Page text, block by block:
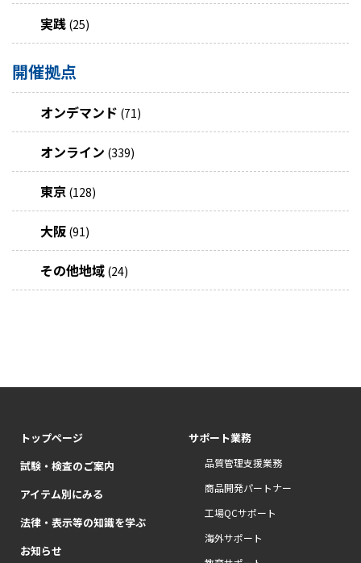
実践 (25)
開催拠点
オンデマンド (71)
オンライン (339)
東京 (128)
大阪 (91)
その他地域 (24)
トップページ
試験・検査のご案内
アイテム別にみる
法律・表示等の知識を学ぶ
お知らせ
サポート業務
品質管理支援業務
商品開発パートナー
工場QCサポート
海外サポート